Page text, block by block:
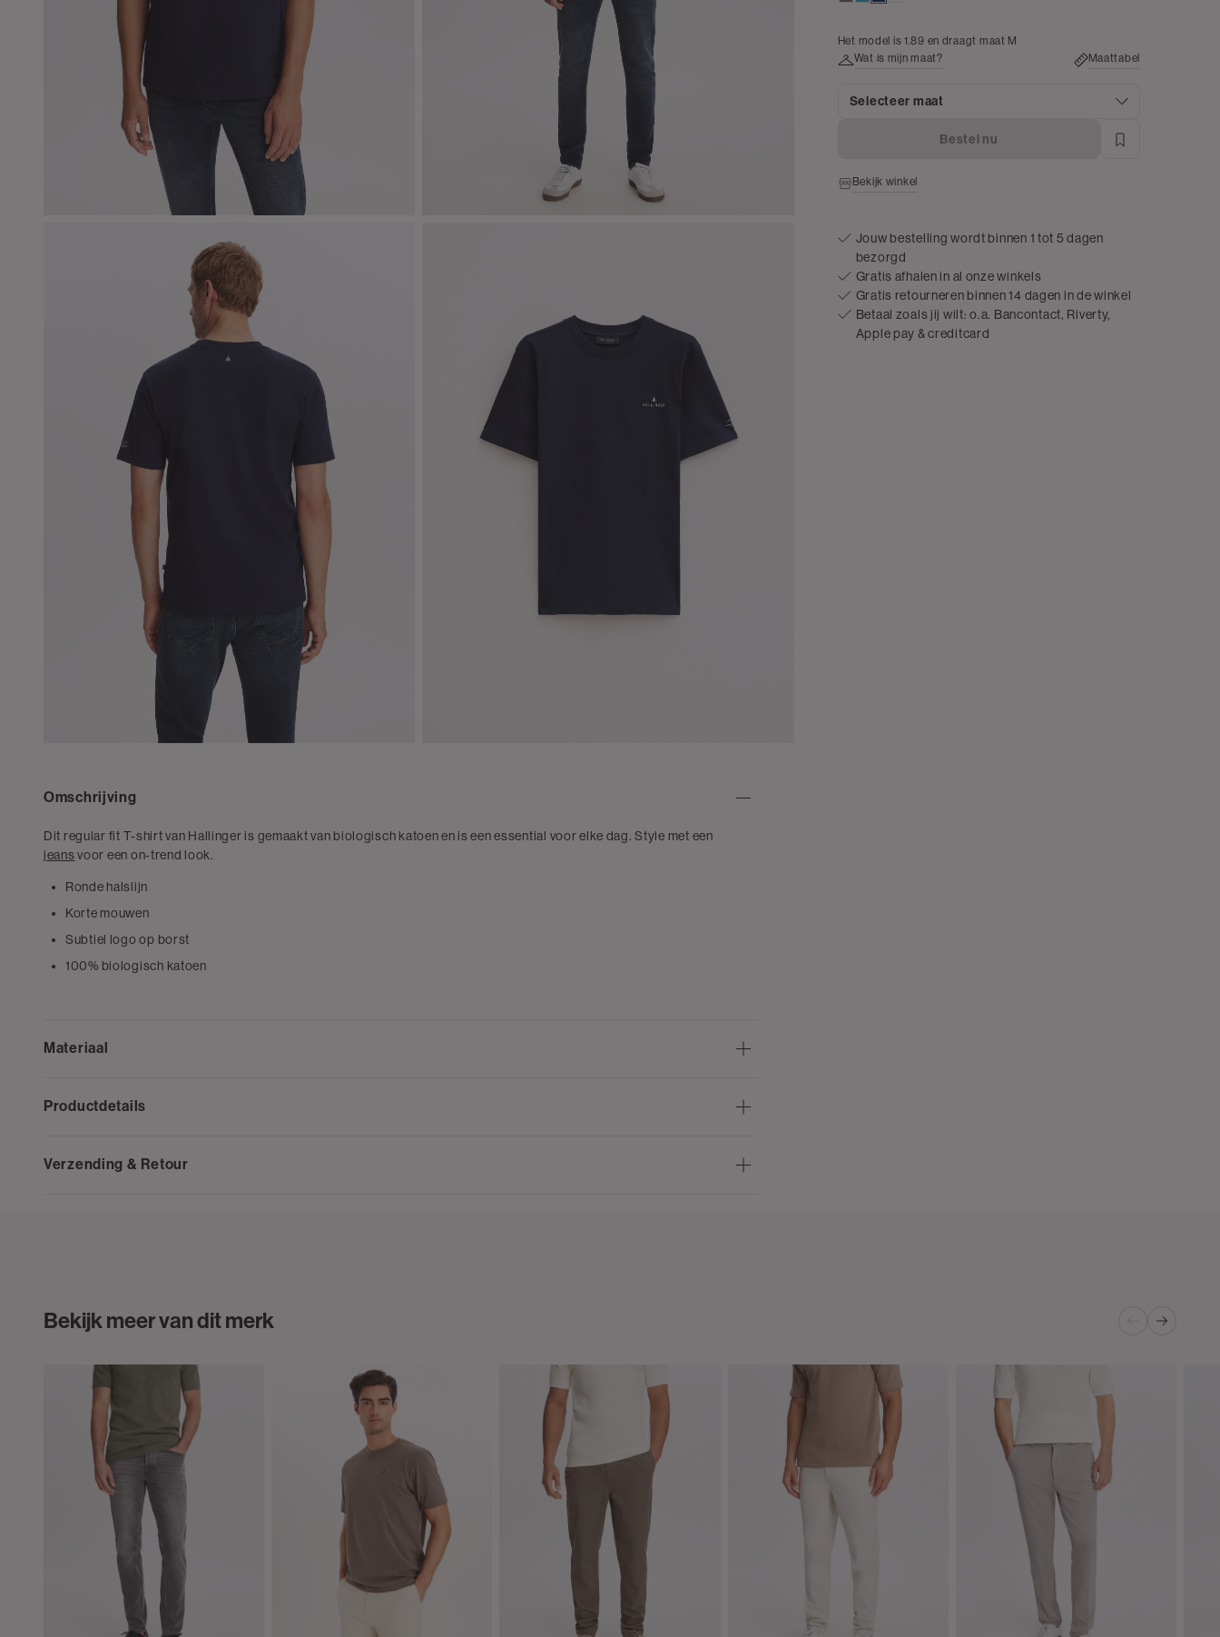
Het model is 1.89 en draagt maat M
Wat is mijn maat?
Maattabel
Selecteer maat
Bestel nu
Bekijk winkel
Jouw bestelling wordt binnen 1 tot 5 dagen
bezorgd
Gratis afhalen in al onze winkels
Gratis retourneren binnen 14 dagen in de winkel
Betaal zoals jij wilt: o.a. Bancontact, Riverty,
Apple pay & creditcard
Omschrijving
Dit regular fit T-shirt van Hallinger is gemaakt van biologisch katoen en is een essential voor elke dag. Style met een
jeansvoor een on-trend look.
Ronde halslijn
Korte mouwen
Subtiel logo op borst
100% biologisch katoen
Materiaal
Productdetails
Verzending & Retour
Bekijk meer van dit merk